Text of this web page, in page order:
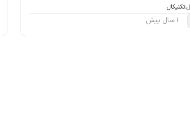
تکنیکال
1 سال پیش